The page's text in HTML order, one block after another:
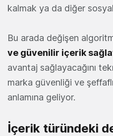
kalmak ya da diğer
Bu arada değişen
ve güvenilir içerik
avantaj sağlayacağını
marka güvenliği ve
anlamına geliyor.
İçerik türündeki